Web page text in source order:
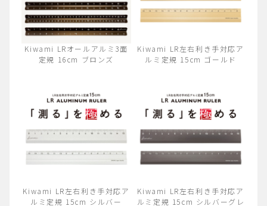
Kiwami LRオールアルミ3面
定規 16cm ブロンズ
Kiwami LR左右利き手対応ア
ルミ定規 15cm ゴールド
Kiwami LR左右利き手対応ア
ルミ定規 15cm シルバー
Kiwami LR左右利き手対応ア
ルミ定規 15cm シルバーグレ